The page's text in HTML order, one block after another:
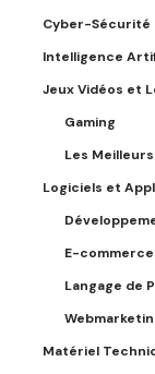
Cyber-Sécurité
Intelligence
Jeux Vidéos et
Gaming
Les
Logiciels et
E-
Langage de
Matériel